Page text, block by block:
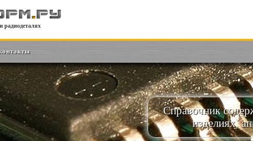
радиодеталях
Справочник
изделиях,